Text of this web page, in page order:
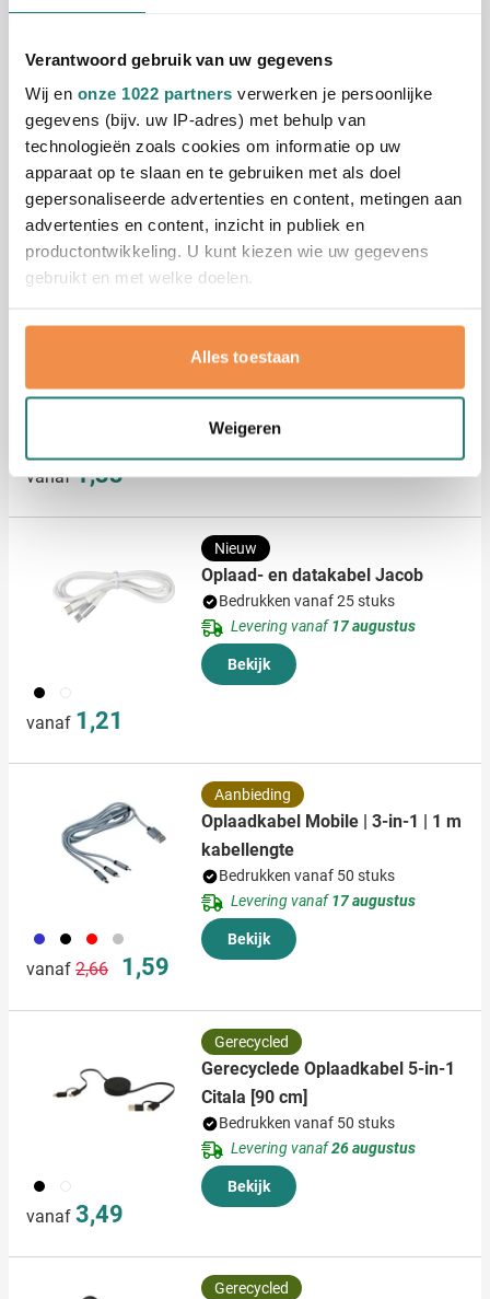
Verantwoord gebruik van uw gegevens
Wij en onze 1022 partners verwerken je persoonlijke
gegevens (bijv. uw IP-adres) met behulp van
technologieën zoals cookies om informatie op uw
apparaat op te slaan en te gebruiken met als doel
gepersonaliseerde advertenties en content, metingen aan
advertenties en content, inzicht in publiek en
productontwikkeling. U kunt kiezen wie uw gegevens
gebruikt en met welke doelen.
Als u het toestaat, willen we ook graag:
Informatie verzamelen over uw geografische
locatie, die tot een paar meter nauwkeurig kan zijn
scannen op specifieke eigenschappen (fingerprinting)
U kunt uw toestemming op elk moment wijzigen of
intrekken in de Cookieverklaring.
We gebruiken cookies om content en advertenties te
personaliseren, om functies voor social media te bieden
en om ons websiteverkeer te analyseren. Ook delen we
informatie over uw gebruik van onze site met onze
partners kunnen deze gegevens combineren met andere
verzameld op basis van uw gebruik van hun services.
Alles toestaan
Weigeren
001002027
vanafNormale prijs
4,42 Speciale prijs
1,71
Uitverkoop
Bedrukken vanaf 10 stuks
Levering vanaf
Bekijk
vanaf 1,33
Bedrukken vanaf 50 stuks
Levering vanaf
Bekijk
001 002
vanaf 1,21
Nieuw
Oplaad- en datakabel Jacob
Bedrukken vanaf 25 stuks
Levering vanaf17 augustus
Bekijk
023 001 008 032
vanaf Normale prijs
2,66 Speciale prijs
1,59
Aanbieding
Oplaadkabel Mobile | 3-in-1 | 1 m
kabellengte
Bedrukken vanaf 50 stuks
Levering vanaf17 augustus
Bekijk
001 002
vanaf 3,49
Gerecycled
Gerecyclede Oplaadkabel 5-in-1
Citala [90 cm]
Bedrukken vanaf 50 stuks
Levering vanaf26 augustus
Bekijk
Gerecycled